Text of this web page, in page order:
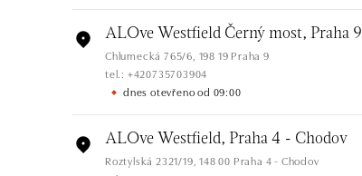
ALOve Westfield Černý most, Praha 9
Chlumecká 765/6, 198 19 Praha 9
tel.: +420735703904
dnes otevřeno od 09:00
ALOve Westfield, Praha 4 - Chodov
Roztylská 2321/19, 148 00 Praha 4 - Chodov